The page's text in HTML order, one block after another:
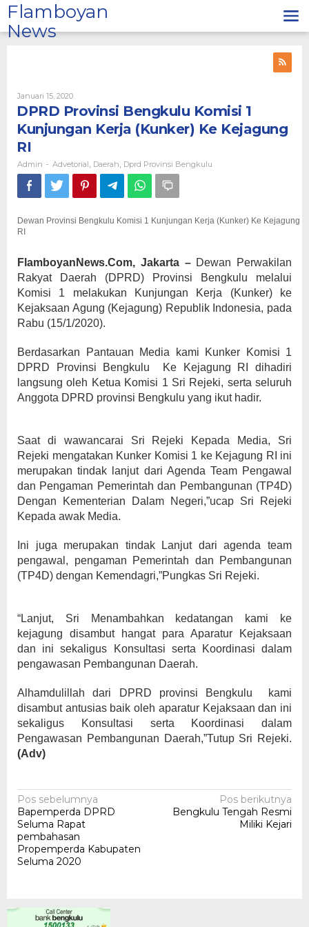
Lewati
ke
konten
Flamboyan
News
Januari 15, 2020Oleh
Admin
DPRD Provinsi Bengkulu Komisi 1
Kunjungan Kerja (Kunker) Ke Kejagung
RI
Admin - Advetorial Daerah Dprd Provinsi Bengkulu
Dewan Provinsi Bengkulu Komisi 1 Kunjungan Kerja (Kunker) Ke Kejagung
RI
FlamboyanNews.Com, Jakarta – Dewan Perwakilan
Rakyat Daerah (DPRD) Provinsi Bengkulu melalui
Komisi 1 melakukan Kunjungan Kerja (Kunker) ke
Kejaksaan Agung (Kejagung) Republik Indonesia, pada
Rabu (15/1/2020).
Berdasarkan Pantauan Media kami Kunker Komisi 1
DPRD Provinsi Bengkulu Ke Kejagung RI dihadiri
langsung oleh Ketua Komisi 1 Sri Rejeki, serta seluruh
Anggota DPRD provinsi Bengkulu yang ikut hadir.
Saat di wawancarai Sri Rejeki Kepada Media, Sri
Rejeki mengatakan Kunker Komisi 1 ke Kejagung RI ini
merupakan tindak lanjut dari Agenda Team Pengawal
dan Pengaman Pemerintah dan Pembangunan (TP4D)
Dengan Kementerian Dalam Negeri,”ucap Sri Rejeki
Kepada awak Media.
Ini juga merupakan tindak Lanjut dari agenda team
pengawal, pengaman Pemerintah dan Pembangunan
(TP4D) dengan Kemendagri,”Pungkas Sri Rejeki.
“Lanjut, Sri Menambahkan kedatangan kami ke
kejagung disambut hangat para Aparatur Kejaksaan
dan ini sekaligus Konsultasi serta Koordinasi dalam
pengawasan Pembangunan Daerah.
Alhamdulillah dari DPRD provinsi Bengkulu kami
disambut antusias baik oleh aparatur Kejaksaan dan ini
sekaligus Konsultasi serta Koordinasi dalam
Pengawasan Pembangunan Daerah,”Tutup Sri Rejeki.
(Adv)
Navigasi
pos
Pos sebelumnya
Bapemperda DPRD
Seluma Rapat
pembahasan
Propemperda Kabupaten
Seluma 2020
Pos berikutnya
Bengkulu Tengah Resmi
Miliki Kejari